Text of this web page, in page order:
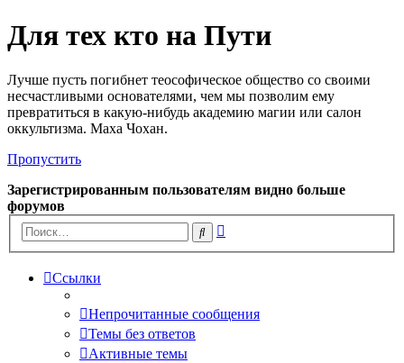
Для тех кто на Пути
Лучше пусть погибнет теософическое общество со своими
несчастливыми основателями, чем мы позволим ему
превратиться в какую-нибудь академию магии или салон
оккультизма. Маха Чохан.
Пропустить
Зарегистрированным пользователям видно больше
форумов
Поиск
Ссылки
Непрочитанные сообщения
Темы без ответов
Активные темы